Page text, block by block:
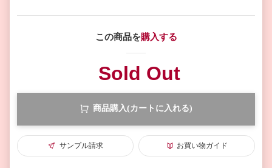
この商品を購入する
Sold Out
商品購入(カートに入れる)
サンプル請求 お買い物ガイド